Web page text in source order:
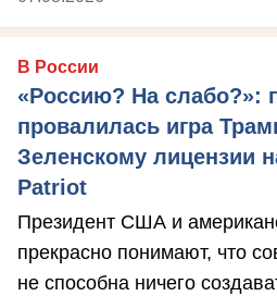
В России
«Россию? На слабо?»:
провалилась игра
Зеленскому лицензии
Patriot
Президент США и
прекрасно понимают, что
не способна ничего